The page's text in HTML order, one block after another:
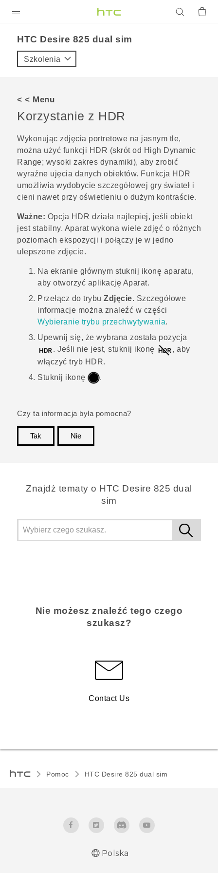
VIVE
POMOC TECHNICZNA
Urządzenia i akcesoria HTC
Zaloguj się
HTC Desire 825 dual sim‎
Szkolenia
< < Menu
Korzystanie z HDR
Wykonując zdjęcia portretowe na jasnym tle,
można użyć funkcji HDR (skrót od High Dynamic
Range; wysoki zakres dynamiki), aby zrobić
wyraźne ujęcia danych obiektów. Funkcja HDR
umożliwia wydobycie szczegółowej gry świateł i
cieni nawet przy oświetleniu o dużym kontraście.
Ważne: Opcja HDR działa najlepiej, jeśli obiekt
jest stabilny. Aparat wykona wiele zdjęć o różnych
poziomach ekspozycji i połączy je w jedno
ulepszone zdjęcie.
Na ekranie głównym stuknij ikonę aparatu,
aby otworzyć aplikację Aparat.
Przełącz do trybu Zdjęcie. Szczegółowe
informacje można znaleźć w części
Wybieranie trybu przechwytywania.
Upewnij się, że wybrana została pozycja
. Jeśli nie jest, stuknij ikonę
, aby
włączyć tryb HDR.
Stuknij ikonę
.
Czy ta informacja była pomocna?
Tak
Nie
Znajdż tematy o HTC Desire 825 dual
sim
Nie możesz znaleźć tego czego
szukasz?
Contact Us
Pomoc HTC Desire 825 dual sim‎
Polska